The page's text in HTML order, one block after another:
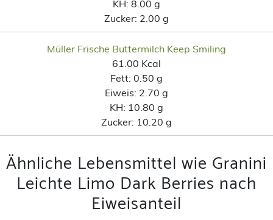
KH: 8.00 g
Zucker: 2.00 g
Müller Frische Buttermilch Keep Smiling
61.00 Kcal
Fett: 0.50 g
Eiweis: 2.70 g
KH: 10.80 g
Zucker: 10.20 g
Ähnliche Lebensmittel wie Granini
Leichte Limo Dark Berries nach
Eiweisanteil